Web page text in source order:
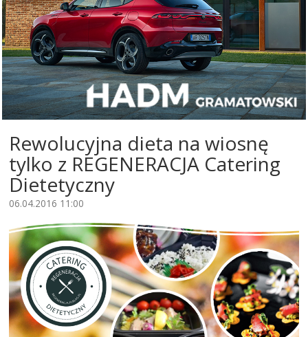
Rewolucyjna dieta na wiosnę
tylko z REGENERACJA Catering
Dietetyczny
06.04.2016 11:00